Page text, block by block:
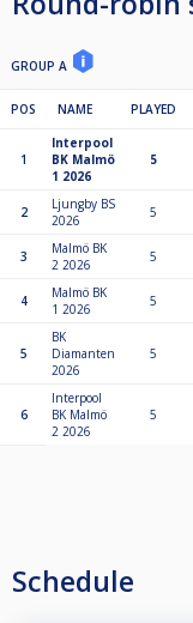
GROUP A
POS NAME PLAYED
1
Interpool
BK Malmö
1 2026
5
2
Ljungby BS
2026
5
3
Malmö BK
2 2026
5
4
Malmö BK
1 2026
5
5
BK
Diamanten
2026
5
6
Interpool
BK Malmö
2 2026
5
Schedule